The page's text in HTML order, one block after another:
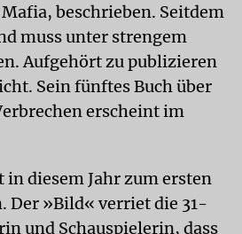
beschrieben. Seitdem
muss unter strengem
Aufgehört zu publizieren
Sein fünftes Buch über
erscheint im
in diesem Jahr zum ersten
Der »Bild« verriet die 31-
und Schauspielerin, dass